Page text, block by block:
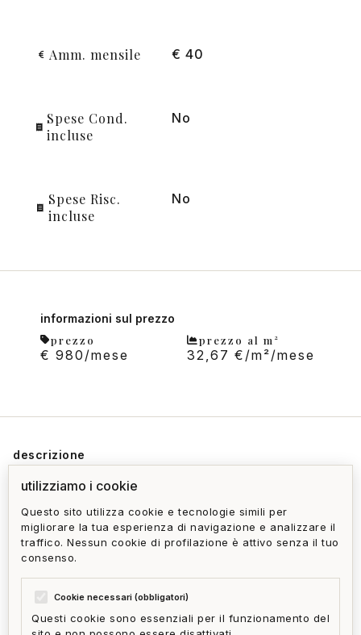
Amm. mensile € 40
Spese Cond.
incluse
No
Spese Risc.
incluse
No
informazioni sul prezzo
prezzo
€ 980/mese
prezzo al m²
32,67 €/m²/mese
descrizione
Proponiamo in LOCAZIONE bellissimo locale
commerciale mq.25, una vetrina su strada, bagno,
serranda elettrica. Ottima posizione affacciata sulla
via principale della zona con fortissimo passaggio
sia pedonale che veicolare e con ottima visibilità.
utilizziamo i cookie
Questo sito utilizza cookie e tecnologie simili per
migliorare la tua esperienza di navigazione e analizzare il
traffico. Nessun cookie di profilazione è attivo senza il tuo
consenso.
Cookie necessari (obbligatori)
Questi cookie sono essenziali per il funzionamento del